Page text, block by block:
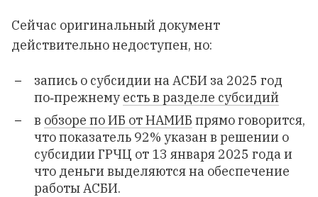
Сейчас оригинальный документ
действительно недоступен, но:
запись о субсидии на АСБИ за 2025 год
по‑прежнему есть в разделе субсидий
в обзоре по ИБ от НАМИБ прямо говорится,
что показатель 92% указан в решении о
субсидии ГРЧЦ от 13 января 2025 года и
что деньги выделяются на обеспечение
работы АСБИ.